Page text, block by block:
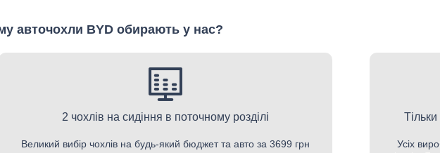
авточохли BYD обирають у нас?
2 чохлів на сидіння в поточному розділі
Великий вибір чохлів на будь-який бюджет та авто за 3699 грн
Усіх